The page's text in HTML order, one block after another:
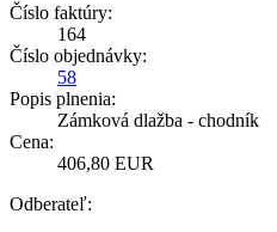
Číslo faktúry:
164
Číslo objednávky:
58
Popis plnenia:
Zámková dlažba - chodník
Cena:
406,80 EUR
Odberateľ: